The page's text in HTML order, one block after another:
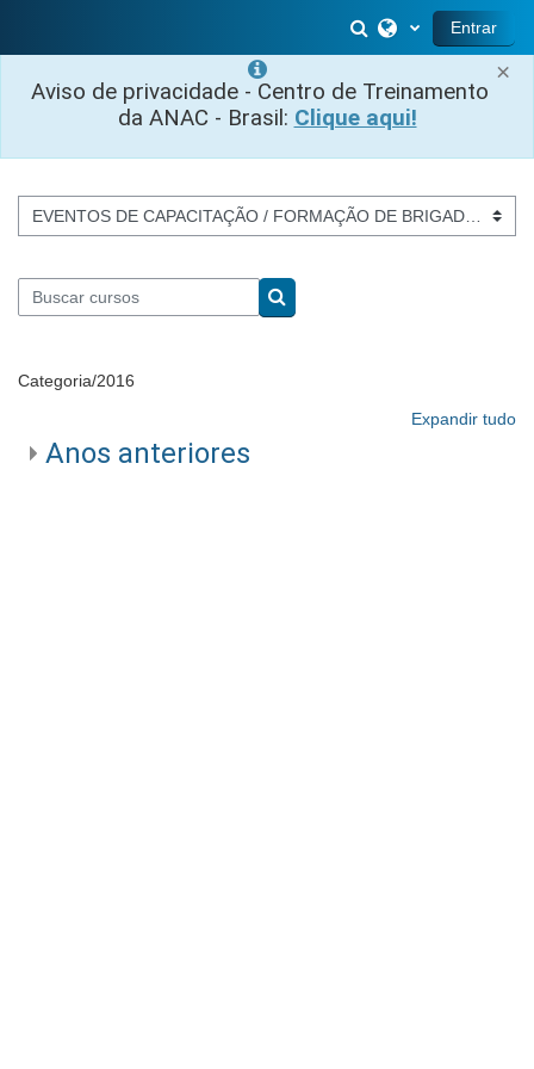
×
Aviso de privacidade - Centro de Treinamento
da ANAC - Brasil: Clique aqui!
Alternar entrada
Entrar
Categorias de Cursos
Buscar cursos
Buscar cursos
Categoria/2016
Expandir tudo
Anos anteriores